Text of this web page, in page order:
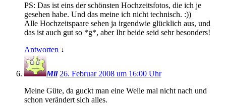
PS: Das ist eins der schönsten Hochzeitsfotos, die ich je
gesehen habe. Und das meine ich nicht technisch. :))
Alle Hochzeitspaare sehen ja irgendwie glücklich aus, und
das ist auch gut so *g*, aber Ihr beide seid sehr besonders!
Antworten ↓
Mil 26. Februar 2008 um 16:00 Uhr
Meine Güte, da guckt man eine Weile mal nicht nach und
schon verändert sich alles.